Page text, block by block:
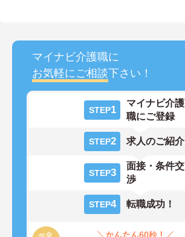
マイナビ介護職に
お気軽にご相談下さい！
STEP1
マイナビ介護
職にご登録
STEP2 求人のご紹介
STEP3
面接・条件交
渉
STEP4 転職成功！